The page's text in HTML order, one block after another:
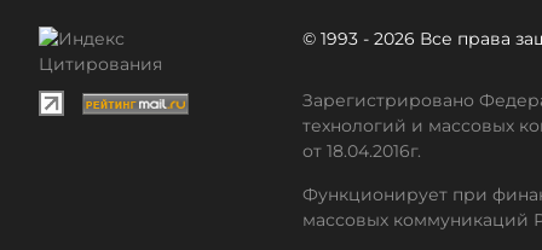
© 1993 - 2026 Все права
Зарегистрировано
технологий и массовых
от 18.04.2016г.
Функционирует при
массовых коммуникаций